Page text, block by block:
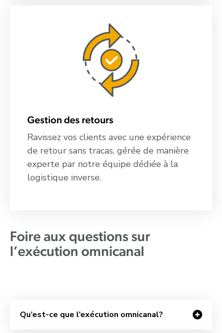
Gestion des retours
Ravissez vos clients avec une expérience
de retour sans tracas, gérée de manière
experte par notre équipe dédiée à la
logistique inverse.
Foire aux questions sur
l’exécution omnicanal
Qu’est-ce que l’exécution omnicanal?